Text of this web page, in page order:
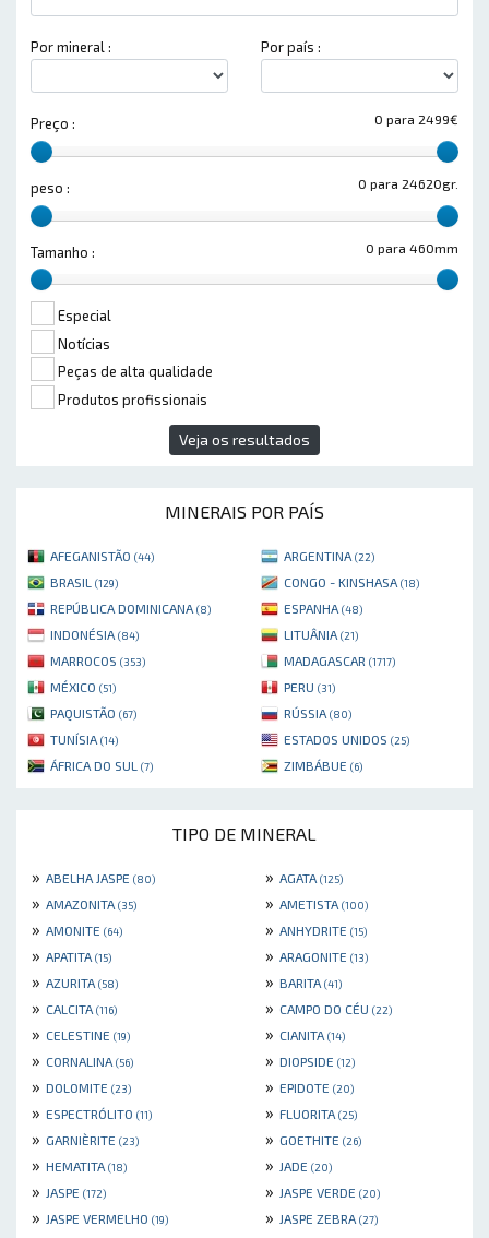
Por mineral : Por país :
0 para 2499€
Preço :
0 para 24620gr.
peso :
0 para 460mm
Tamanho :
Especial
Notícias
Peças de alta qualidade
Produtos profissionais
Veja os resultados
MINERAIS POR PAÍS
AFEGANISTÃO (44) ARGENTINA (22)
BRASIL (129) CONGO - KINSHASA (18)
REPÚBLICA DOMINICANA (8) ESPANHA (48)
INDONÉSIA (84) LITUÂNIA (21)
MARROCOS (353) MADAGASCAR (1717)
MÉXICO (51) PERU (31)
PAQUISTÃO (67) RÚSSIA (80)
TUNÍSIA (14) ESTADOS UNIDOS (25)
ÁFRICA DO SUL (7) ZIMBÁBUE (6)
TIPO DE MINERAL
» ABELHA JASPE (80) » AGATA (125)
» AMAZONITA (35) » AMETISTA (100)
» AMONITE (64) » ANHYDRITE (15)
» APATITA (15) » ARAGONITE (13)
» AZURITA (58) » BARITA (41)
» CALCITA (116) » CAMPO DO CÉU (22)
» CELESTINE (19) » CIANITA (14)
» CORNALINA (56) » DIOPSIDE (12)
» DOLOMITE (23) » EPIDOTE (20)
» ESPECTRÓLITO (11) » FLUORITA (25)
» GARNIÈRITE (23) » GOETHITE (26)
» HEMATITA (18) » JADE (20)
» JASPE (172) » JASPE VERDE (20)
» JASPE VERMELHO (19) » JASPE ZEBRA (27)